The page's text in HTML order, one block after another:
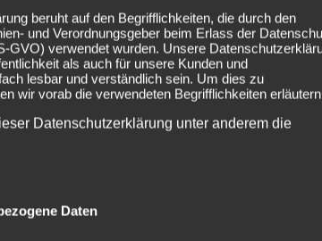
durch ihre düsteren Klänge und
Napalm Deathist ein Meilenstein des
des Genres immer wieder neu definiert.
und Leidenschaft, die jeden Metal-
das Metal-Herzen höher schlagen lässt!
beruht auf den Begrifflichkeiten, die durch den
und Verordnungsgeber beim Erlass der
GVO) verwendet wurden. Unsere
als auch für unsere Kunden und
lesbar und verständlich sein. Um dies zu
wir vorab die verwendeten Begrifflichkeiten
Datenschutzerklärung unter anderem die
Daten